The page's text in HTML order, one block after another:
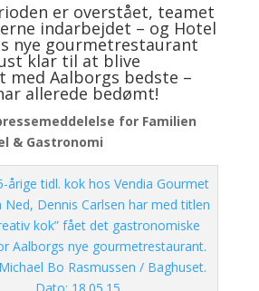
er overstået, teamet
indarbejdet – og Hotel
nye gourmetrestaurant
klar til at blive
med Aalborgs bedste –
allerede bedømt!
pressemeddelelse for Familien
& Gastronomi